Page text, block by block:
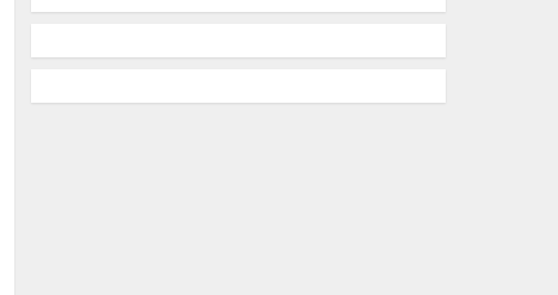
Фильм «Человек-паук: Новый день» собрал
рекорд
дефектных алмазах работает при комнатной